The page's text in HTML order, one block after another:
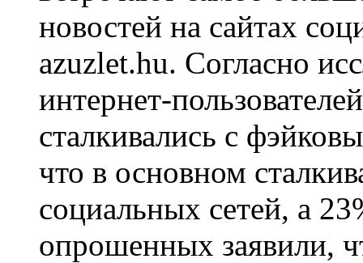
новостей на сайтах
azuzlet.hu. Согласно
интернет-
сталкивались с
что в основном
социальных сетей, а
опрошенных заявили,